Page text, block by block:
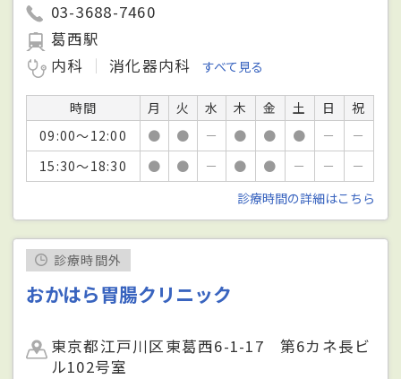
03-3688-7460
葛西駅
内科
消化器内科 すべて見る
時間 月 火 水 木 金 土 日
祝
09:00～12:00
● ● － ● ● ● －
－
15:30～18:30
● ● － ● ● － －
－
診療時間の詳細はこちら
診療時間外
おかはら胃腸クリニック
東京都江戸川区東葛西6-1-17 第6カネ長ビ
ル102号室